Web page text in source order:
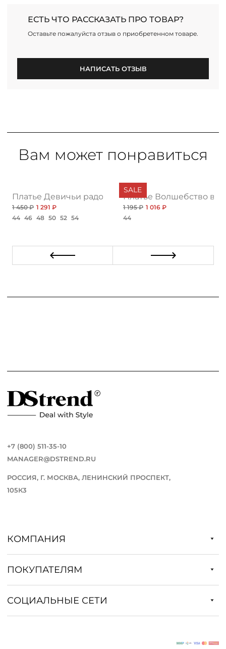
ЕСТЬ ЧТО РАССКАЗАТЬ ПРО ТОВАР?
Оставьте пожалуйста отзыв о приобретенном товаре.
НАПИСАТЬ ОТЗЫВ
Вам может понравиться
с разрезами
Платье Девичьи радости, экстра
1 450 ₽ 1 291 ₽
44 46 48 50 52 54
SALE
Платье Волшебство
1 195 ₽ 1 016 ₽
44
+7 (800) 511-35-10
MANAGER@DSTREND.RU
РОССИЯ, Г. МОСКВА, ЛЕНИНСКИЙ ПРОСПЕКТ,
105К3
КОМПАНИЯ
ПОКУПАТЕЛЯМ
СОЦИАЛЬНЫЕ СЕТИ